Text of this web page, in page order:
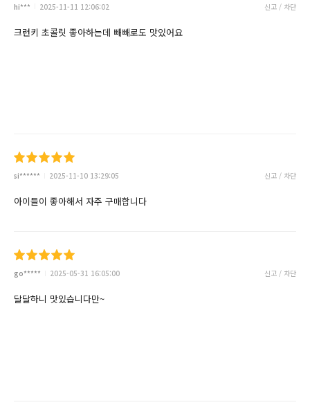
hi*** 2025-11-11 12:06:02 신고 / 차단
크런키 초콜릿 좋아하는데 빼빼로도 맛있어요
si****** 2025-11-10 13:29:05 신고 / 차단
아이들이 좋아해서 자주 구매합니다
go***** 2025-05-31 16:05:00 신고 / 차단
달달하니 맛있습니다만~